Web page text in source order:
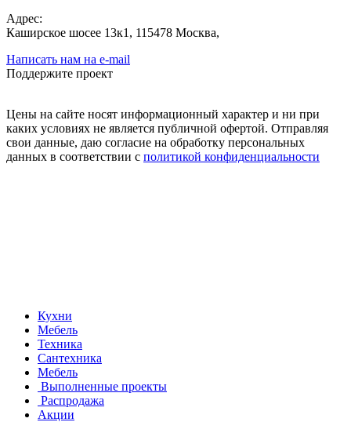
Адрес:
Каширское шосее 13к1, 115478 Москва,
Написать нам на e-mail
Поддержите проект
Цены на сайте носят информационный характер и ни при
каких условиях не является публичной офертой. Отправляя
свои данные, даю согласие на обработку персональных
данных в соответствии с политикой конфиденциальности
Кухни
Мебель
Техника
Сантехника
Мебель
Выполненные проекты
Распродажа
Акции